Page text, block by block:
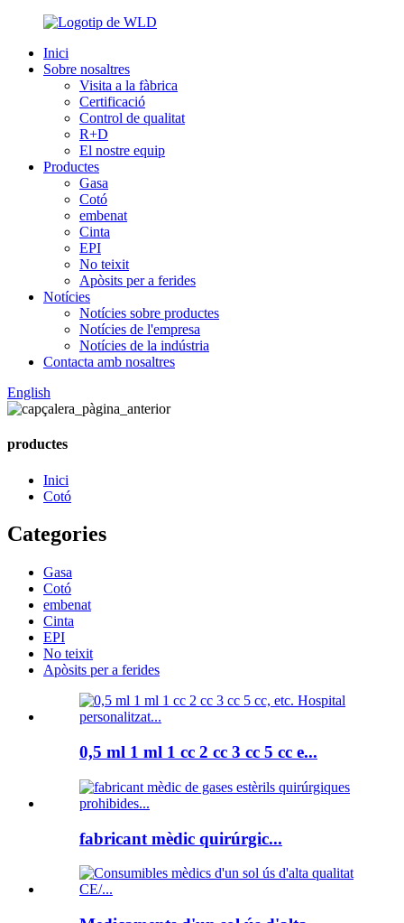
Inici
Sobre nosaltres
Visita a la fàbrica
Certificació
Control de qualitat
R+D
El nostre equip
Productes
Gasa
Cotó
embenat
Cinta
EPI
No teixit
Apòsits per a ferides
Notícies
Notícies sobre productes
Notícies de l'empresa
Notícies de la indústria
Contacta amb nosaltres
English
productes
Inici
Cotó
Categories
Gasa
Cotó
embenat
Cinta
EPI
No teixit
Apòsits per a ferides
0,5 ml 1 ml 1 cc 2 cc 3 cc 5 cc e...
fabricant mèdic quirúrgic...